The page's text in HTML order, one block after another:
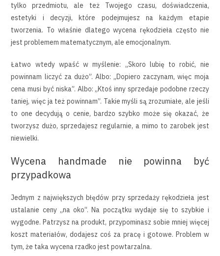
tylko przedmiotu, ale też Twojego czasu, doświadczenia,
estetyki i decyzji, które podejmujesz na każdym etapie
tworzenia. To właśnie dlatego wycena rękodzieła często nie
jest problemem matematycznym, ale emocjonalnym.
Łatwo wtedy wpaść w myślenie: „Skoro lubię to robić, nie
powinnam liczyć za dużo”. Albo: „Dopiero zaczynam, więc moja
cena musi być niska”. Albo: „Ktoś inny sprzedaje podobne rzeczy
taniej, więc ja też powinnam”. Takie myśli są zrozumiałe, ale jeśli
to one decydują o cenie, bardzo szybko może się okazać, że
tworzysz dużo, sprzedajesz regularnie, a mimo to zarobek jest
niewielki.
Wycena handmade nie powinna być
przypadkowa
Jednym z największych błędów przy sprzedaży rękodzieła jest
ustalanie ceny „na oko”. Na początku wydaje się to szybkie i
wygodne. Patrzysz na produkt, przypominasz sobie mniej więcej
koszt materiałów, dodajesz coś za pracę i gotowe. Problem w
tym, że taka wycena rzadko jest powtarzalna.